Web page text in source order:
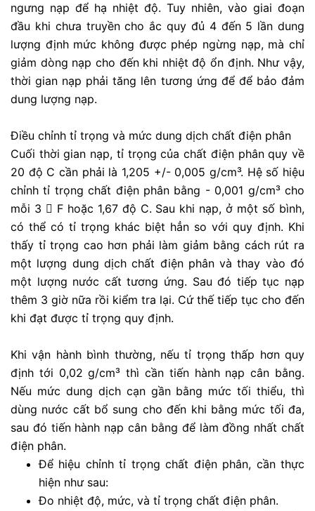
ngưng nạp để hạ nhiệt độ. Tuy nhiên, vào giai đoạn
đầu khi chưa truyền cho ắc quy đủ 4 đến 5 lần dung
lượng định mức không được phép ngừng nạp, mà chỉ
giảm dòng nạp cho đến khi nhiệt độ ổn định. Như vậy,
thời gian nạp phải tăng lên tương ứng để để bảo đảm
dung lượng nạp.
Điều chỉnh tỉ trọng và mức dung dịch chất điện phân
Cuối thời gian nạp, tỉ trọng của chất điện phân quy về
20 độ C cần phải là 1,205 +/- 0,005 g/cm³. Hệ số hiệu
chỉnh tỉ trọng chất điện phân bằng - 0,001 g/cm³ cho
mỗi 3  F hoặc 1,67 độ C. Sau khi nạp, ở một số bình,
có thể có tỉ trọng khác biệt hẳn so với quy định. Khi
thấy tỉ trọng cao hơn phải làm giảm bằng cách rút ra
một lượng dung dịch chất điện phân và thay vào đó
một lượng nước cất tương ứng. Sau đó tiếp tục nạp
thêm 3 giờ nữa rồi kiểm tra lại. Cứ thế tiếp tục cho đến
khi đạt được tỉ trọng quy định.
Khi vận hành bình thường, nếu tỉ trọng thấp hơn quy
định tới 0,02 g/cm³ thì cần tiến hành nạp cân bằng.
Nếu mức dung dịch cạn gần bằng mức tối thiểu, thì
dùng nước cất bổ sung cho đến khi bằng mức tối đa,
sau đó tiến hành nạp cân bằng để làm đồng nhất chất
điện phân.
Để hiệu chỉnh tỉ trọng chất điện phân, cần thực
hiện như sau:
Đo nhiệt độ, mức, và tỉ trọng chất điện phân.